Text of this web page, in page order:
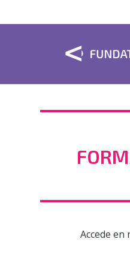
Accede